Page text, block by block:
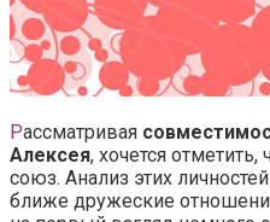
Рассматривая
Алексея, хочется
союз. Анализ этих
ближе дружеские